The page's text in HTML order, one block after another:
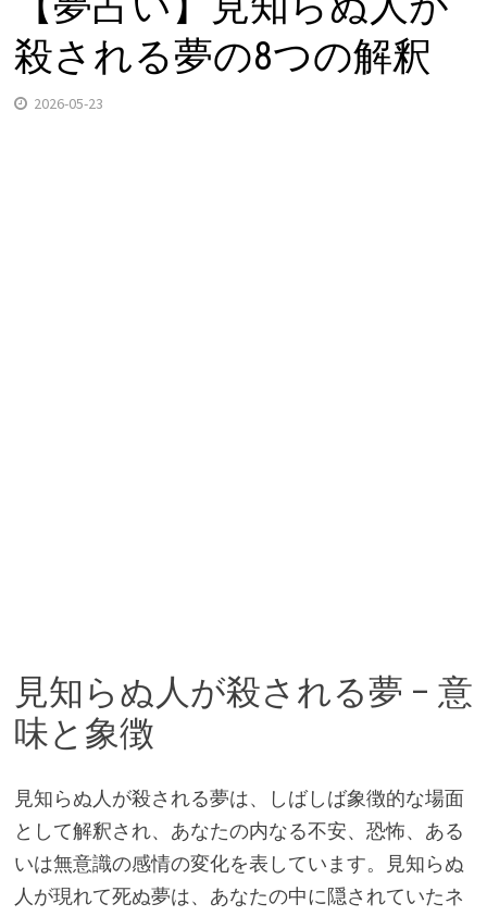
殺される夢の8つの解釈
2026-05-23
見知らぬ人が殺される夢 – 意
味と象徴
見知らぬ人が殺される夢は、しばしば象徴的な場面
として解釈され、あなたの内なる不安、恐怖、ある
いは無意識の感情の変化を表しています。見知らぬ
人が現れて死ぬ夢は、あなたの中に隠されていたネ